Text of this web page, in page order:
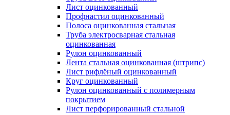
Лист оцинкованный
Профнастил оцинкованный
Полоса оцинкованная стальная
Труба электросварная стальная
оцинкованная
Рулон оцинкованный
Лента стальная оцинкованная (штрипс)
Лист рифлёный оцинкованный
Круг оцинкованный
Рулон оцинкованный с полимерным
покрытием
Лист перфорированный стальной